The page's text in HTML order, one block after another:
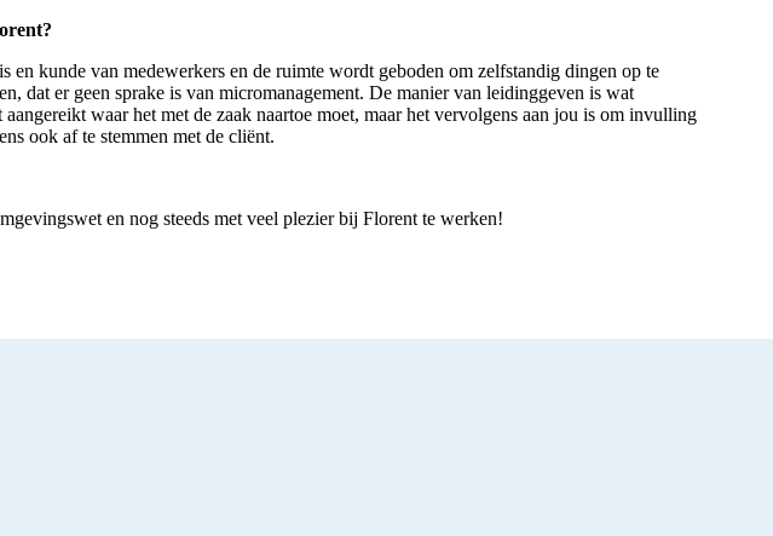
kunde van medewerkers en de ruimte wordt geboden om zelfstandig dingen op te
dat er geen sprake is van micromanagement. De manier van leidinggeven is wat
waar het met de zaak naartoe moet, maar het vervolgens aan jou is om invulling
ook af te stemmen met de cliënt.
en nog steeds met veel plezier bij Florent te werken!